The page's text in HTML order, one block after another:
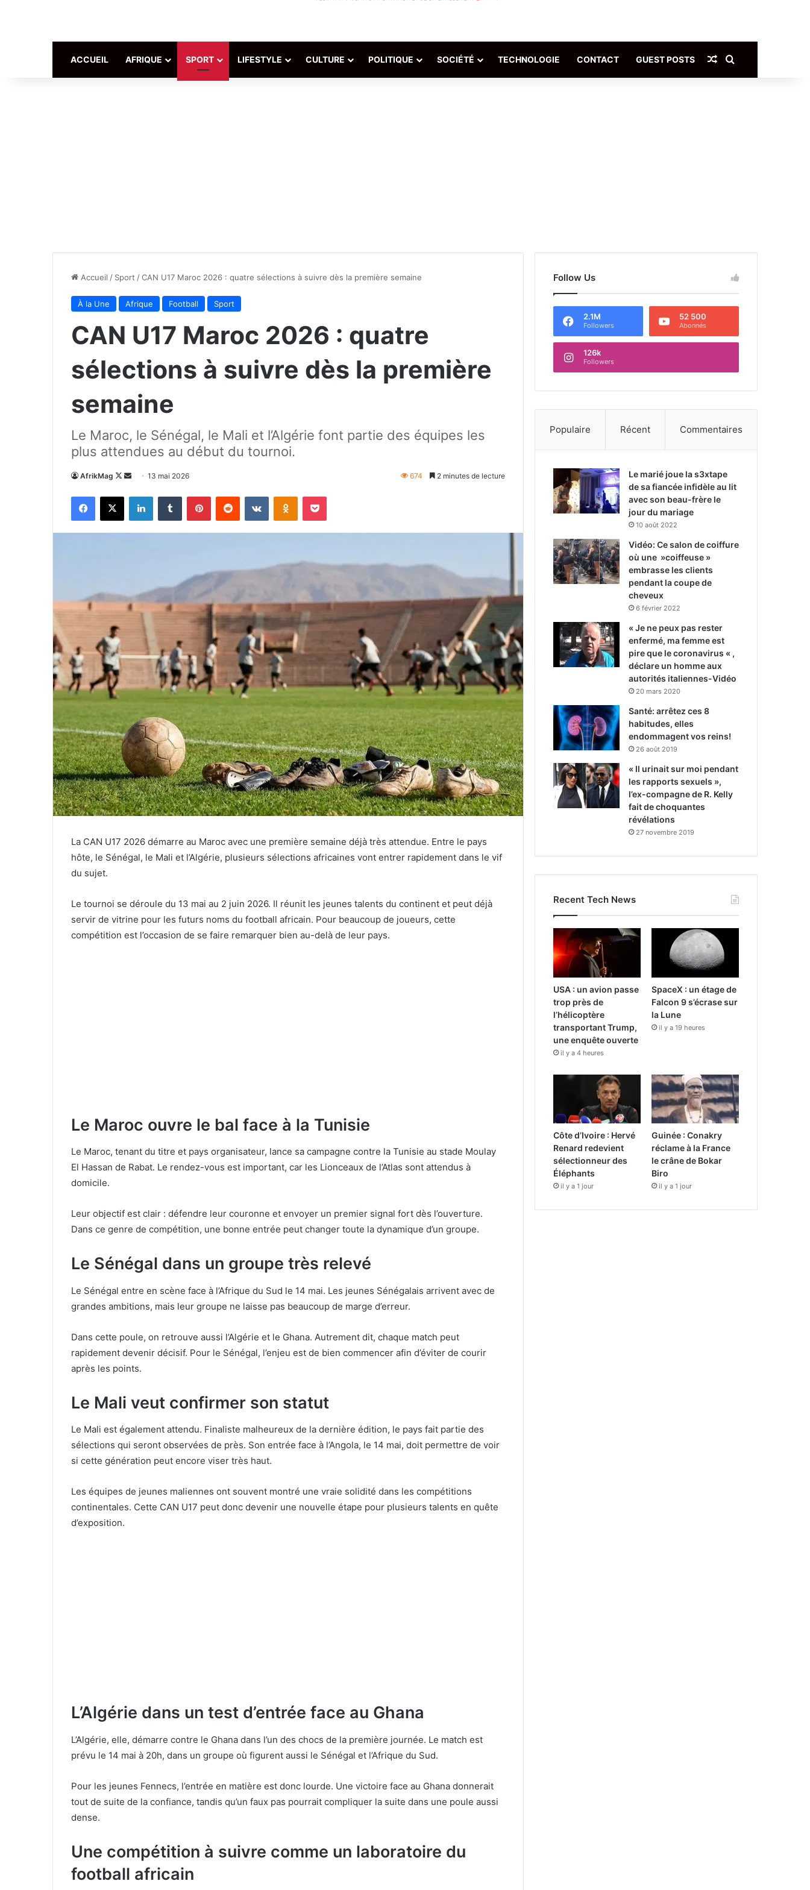
ACCUEIL AFRIQUE SPORT LIFESTYLE CULTURE POLITIQUE SOCIÉTÉ TECHNOLOGIE CONTACT GUEST POSTS Article Aléatoire
Accueil / Sport /CAN U17 Maroc 2026 : quatre sélections à suivre dès la première semaine
À la Une Afrique Football Sport
CAN U17 Maroc 2026 : quatre
sélections à suivre dès la première
semaine
Le Maroc, le Sénégal, le Mali et l’Algérie font partie des équipes les
plus attendues au début du tournoi.
AfrikMag
Follow
Envoyer
courriel
13 mai 2026 674 2 minutes de lecture
Facebook
X LinkedinTumblr PinterestReddit VKontakteOdnoklassniki
Pocket
La CAN U17 2026 démarre au Maroc avec une première semaine déjà très attendue. Entre le pays
hôte, le Sénégal, le Mali et l’Algérie, plusieurs sélections africaines vont entrer rapidement dans le vif
du sujet.
Le tournoi se déroule du 13 mai au 2 juin 2026. Il réunit les jeunes talents du continent et peut déjà
servir de vitrine pour les futurs noms du football africain. Pour beaucoup de joueurs, cette
compétition est l’occasion de se faire remarquer bien au-delà de leur pays.
Le Maroc ouvre le bal face à la Tunisie
Le Maroc, tenant du titre et pays organisateur, lance sa campagne contre la Tunisie au stade Moulay
El Hassan de Rabat. Le rendez-vous est important, car les Lionceaux de l’Atlas sont attendus à
domicile.
Leur objectif est clair : défendre leur couronne et envoyer un premier signal fort dès l’ouverture.
Dans ce genre de compétition, une bonne entrée peut changer toute la dynamique d’un groupe.
Le Sénégal dans un groupe très relevé
Le Sénégal entre en scène face à l’Afrique du Sud le 14 mai. Les jeunes Sénégalais arrivent avec de
grandes ambitions, mais leur groupe ne laisse pas beaucoup de marge d’erreur.
Dans cette poule, on retrouve aussi l’Algérie et le Ghana. Autrement dit, chaque match peut
rapidement devenir décisif. Pour le Sénégal, l’enjeu est de bien commencer afin d’éviter de courir
après les points.
Le Mali veut confirmer son statut
Le Mali est également attendu. Finaliste malheureux de la dernière édition, le pays fait partie des
sélections qui seront observées de près. Son entrée face à l’Angola, le 14 mai, doit permettre de voir
si cette génération peut encore viser très haut.
Les équipes de jeunes maliennes ont souvent montré une vraie solidité dans les compétitions
continentales. Cette CAN U17 peut donc devenir une nouvelle étape pour plusieurs talents en quête
d’exposition.
L’Algérie dans un test d’entrée face au Ghana
L’Algérie, elle, démarre contre le Ghana dans l’un des chocs de la première journée. Le match est
prévu le 14 mai à 20h, dans un groupe où figurent aussi le Sénégal et l’Afrique du Sud.
Pour les jeunes Fennecs, l’entrée en matière est donc lourde. Une victoire face au Ghana donnerait
tout de suite de la confiance, tandis qu’un faux pas pourrait compliquer la suite dans une poule aussi
dense.
Une compétition à suivre comme un laboratoire du
football africain
Follow Us
2.1M
Followers
52 500
Abonnés
126k
Followers
Populaire Récent Commentaires
Le marié joue la s3xtape
de sa fiancée infidèle au lit
avec son beau-frère le
jour du mariage
10 août 2022
Vidéo: Ce salon de coiffure
où une »coiffeuse »
embrasse les clients
pendant la coupe de
cheveux
6 février 2022
« Je ne peux pas rester
enfermé, ma femme est
pire que le coronavirus « ,
déclare un homme aux
autorités italiennes-Vidéo
20 mars 2020
Santé: arrêtez ces 8
habitudes, elles
endommagent vos reins!
26 août 2019
« Il urinait sur moi pendant
les rapports sexuels »,
l’ex-compagne de R. Kelly
fait de choquantes
révélations
27 novembre 2019
Recent Tech News
USA : un avion passe
trop près de
l’hélicoptère
transportant Trump,
une enquête ouverte
il y a 4 heures
SpaceX : un étage de
Falcon 9 s’écrase sur
la Lune
il y a 19 heures
Côte d’Ivoire : Hervé
Renard redevient
sélectionneur des
Éléphants
il y a 1 jour
Guinée : Conakry
réclame à la France
le crâne de Bokar
Biro
il y a 1 jour